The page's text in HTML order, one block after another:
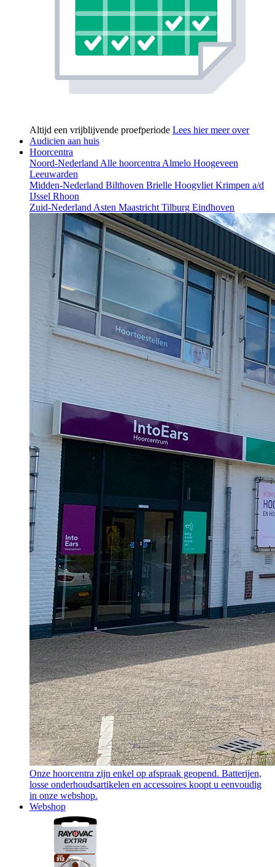
Altijd een vrijblijvende proefperiode Lees hier meer over
Audicien aan huis
Hoorcentra
Noord-Nederland Alle hoorcentra Almelo Hoogeveen
Leeuwarden
Midden-Nederland Bilthoven Brielle Hoogvliet Krimpen a/d
IJssel Rhoon
Zuid-Nederland Asten Maastricht Tilburg Eindhoven
Onze hoorcentra zijn enkel op afspraak geopend. Batterijen,
losse onderhoudsartikelen en accessoires koopt u eenvoudig
in onze webshop.
Webshop